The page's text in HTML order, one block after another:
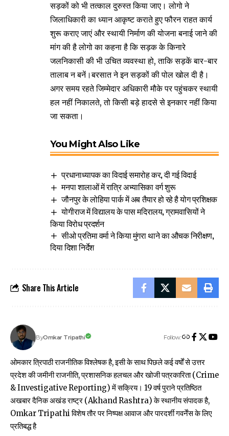
सड़कों को भी तत्काल दुरुस्त किया जाए। लोगो ने
जिलाधिकारी का ध्यान आकृष्ट कराते हुए फौरन राहत कार्य
शुरू कराए जाएं और स्थायी निर्माण की योजना बनाई जाने की
मांग की है लोगो का कहना है कि सड़क के किनारे
जलनिकासी की भी उचित व्यवस्था हो, ताकि सड़कें बार-बार
तालाब न बनें।बरसात ने इन सड़कों की पोल खोल दी है।
अगर समय रहते जिम्मेदार अधिकारी मौके पर पहुंचकर स्थायी
हल नहीं निकालते, तो किसी बड़े हादसे से इनकार नहीं किया
जा सकता।
You Might Also Like
प्रधानाध्यापक का विदाई समारोह कर, दी गई विदाई
मनपा शालाओं में रात्रि अभ्यासिका वर्ग शुरू
जौनपुर के लोहिया पार्क में अब तैयार हो रहे है योग प्रशिक्षक
योगीराज में विद्यालय के पास मदिरालय, ग्रामवासियों ने
किया विरोध प्रदर्शन
सीओ प्रतिमा वर्मा ने किया मुंगरा थाने का औचक निरीक्षण,
दिया दिशा निर्देश
Share This Article
ByOmkar Tripathi Follow:
ओमकार त्रिपाठी राजनीतिक विश्लेषक है, इसी के साथ पिछले कई वर्षों से उत्तर
प्रदेश की जमीनी राजनीति, प्रशासनिक हलचल और खोजी पत्रकारिता (Crime
& Investigative Reporting) में सक्रिय। 19 वर्ष पुराने प्रतिष्ठित
अखबार दैनिक अखंड राष्ट्र (Akhand Rashtra) के स्थानीय संपादक है,
Omkar Tripathi विशेष तौर पर निष्पक्ष आवाज और पारदर्शी गवर्नेंस के लिए
प्रतिबद्ध है